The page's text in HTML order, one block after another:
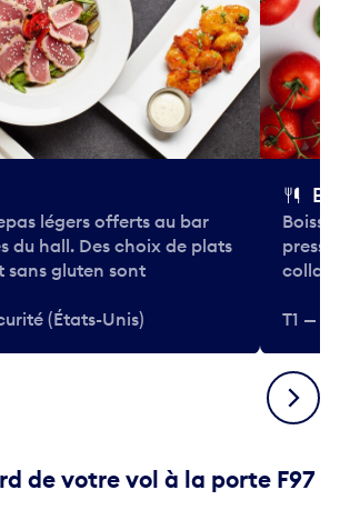
légers offerts au bar
du hall. Des choix de plats
sans gluten sont
(États-Unis)
T1 —
Suivant
de votre vol à la porte F97